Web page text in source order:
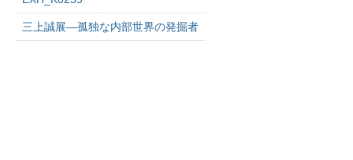
三上誠展―孤独な内部世界の発掘者